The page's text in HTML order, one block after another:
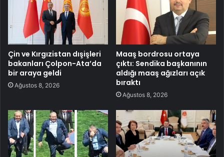
Çin ve Kırgızistan dışişleri
bakanları Çolpon-Ata’da
bir araya geldi
Ağustos 8, 2026
Maaş bordrosu ortaya
çıktı: Sendika başkanının
aldığı maaş ağızları açık
bıraktı
Ağustos 8, 2026